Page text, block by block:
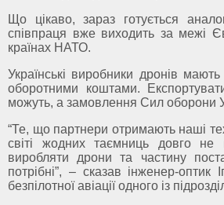
Що цікаво, зараз готується
співпраця вже виходить за межі
країнах НАТО.
Українські виробники дронів
оборотними коштами.
можуть, а замовлення Сил оборони
“Те, що партнери отримають наші
світі жодних таємниць довго
виробляти дрони та частину
потрібні”, – сказав інженер-
безпілотної авіації одного із